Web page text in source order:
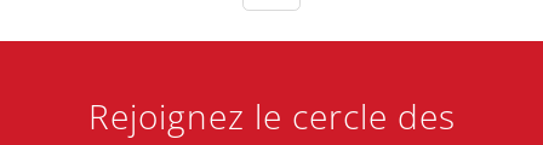
Rejoignez le cercle des